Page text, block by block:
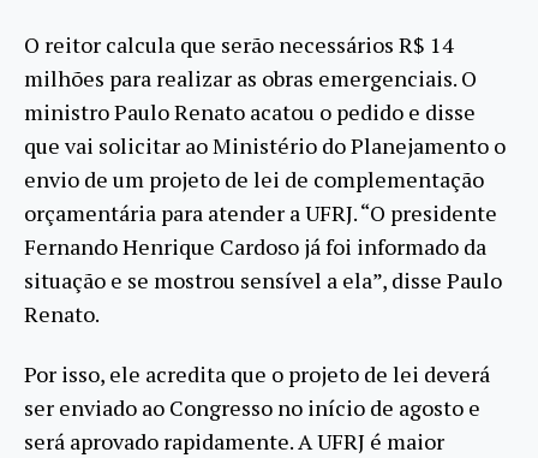
O reitor calcula que serão necessários R$ 14
milhões para realizar as obras emergenciais. O
ministro Paulo Renato acatou o pedido e disse
que vai solicitar ao Ministério do Planejamento o
envio de um projeto de lei de complementação
orçamentária para atender a UFRJ. “O presidente
Fernando Henrique Cardoso já foi informado da
situação e se mostrou sensível a ela”, disse Paulo
Renato.
Por isso, ele acredita que o projeto de lei deverá
ser enviado ao Congresso no início de agosto e
será aprovado rapidamente. A UFRJ é maior